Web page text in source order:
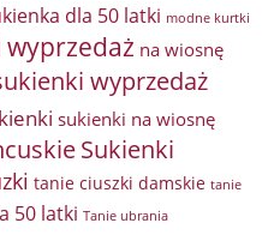
dla 50 latki modne kurtki
na wiosnę
wyprzedaż
sukienki na wiosnę
Sukienki
tanie ciuszki damskie tanie
50 latki Tanie ubrania